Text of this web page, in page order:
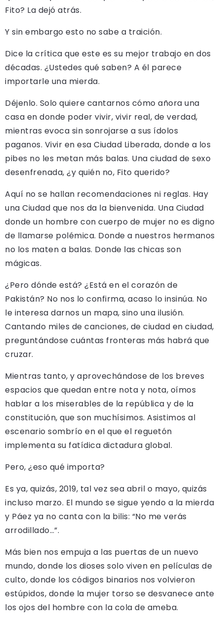
Fito? La dejó atrás.
Y sin embargo esto no sabe a traición.
Dice la crítica que este es su mejor trabajo en dos
décadas. ¿Ustedes qué saben? A él parece
importarle una mierda.
Déjenlo. Solo quiere cantarnos cómo añora una
casa en donde poder vivir, vivir real, de verdad,
mientras evoca sin sonrojarse a sus ídolos
paganos. Vivir en esa Ciudad Liberada, donde a los
pibes no les metan más balas. Una ciudad de sexo
desenfrenada, ¿y quién no, Fito querido?
Aquí no se hallan recomendaciones ni reglas. Hay
una Ciudad que nos da la bienvenida. Una Ciudad
donde un hombre con cuerpo de mujer no es digno
de llamarse polémica. Donde a nuestros hermanos
no los maten a balas. Donde las chicas son
mágicas.
¿Pero dónde está? ¿Está en el corazón de
Pakistán? No nos lo confirma, acaso lo insinúa. No
le interesa darnos un mapa, sino una ilusión.
Cantando miles de canciones, de ciudad en ciudad,
preguntándose cuántas fronteras más habrá que
cruzar.
Mientras tanto, y aprovechándose de los breves
espacios que quedan entre nota y nota, oímos
hablar a los miserables de la república y de la
constitución, que son muchísimos. Asistimos al
escenario sombrío en el que el reguetón
implementa su fatídica dictadura global.
Pero, ¿eso qué importa?
Es ya, quizás, 2019, tal vez sea abril o mayo, quizás
incluso marzo. El mundo se sigue yendo a la mierda
y Páez ya no canta con la bilis: “No me verás
arrodillado…”.
Más bien nos empuja a las puertas de un nuevo
mundo, donde los dioses solo viven en películas de
culto, donde los códigos binarios nos volvieron
estúpidos, donde la mujer torso se desvanece ante
los ojos del hombre con la cola de ameba.